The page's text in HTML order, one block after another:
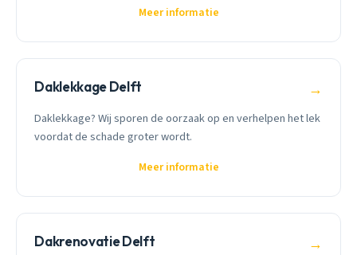
Meer informatie
Daklekkage Delft →
Daklekkage? Wij sporen de oorzaak op en verhelpen het lek
voordat de schade groter wordt.
Meer informatie
Dakrenovatie Delft →